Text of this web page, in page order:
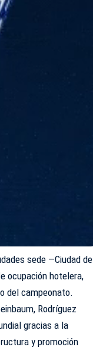
sede —Ciudad de
ocupación hotelera,
del campeonato.
Rodríguez
gracias a la
y promoción